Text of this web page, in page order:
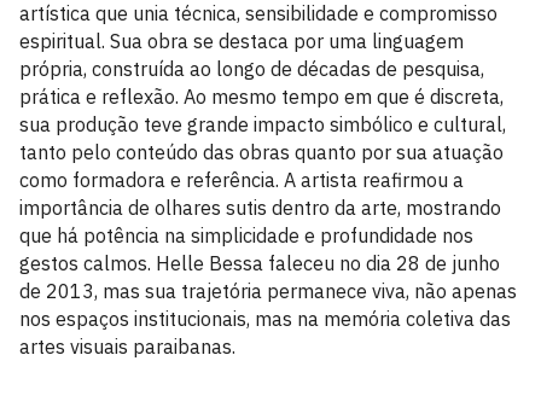
artística que unia técnica, sensibilidade e compromisso
espiritual. Sua obra se destaca por uma linguagem
própria, construída ao longo de décadas de pesquisa,
prática e reflexão. Ao mesmo tempo em que é discreta,
sua produção teve grande impacto simbólico e cultural,
tanto pelo conteúdo das obras quanto por sua atuação
como formadora e referência. A artista reafirmou a
importância de olhares sutis dentro da arte, mostrando
que há potência na simplicidade e profundidade nos
gestos calmos. Helle Bessa faleceu no dia 28 de junho
de 2013, mas sua trajetória permanece viva, não apenas
nos espaços institucionais, mas na memória coletiva das
artes visuais paraibanas.